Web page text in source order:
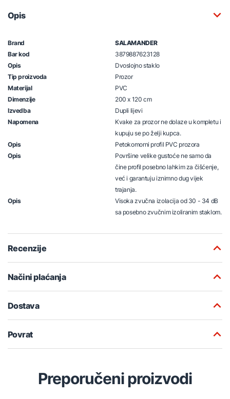
Opis
Brand
SALAMANDER
Bar kod
3879887623128
Opis
Dvoslojno staklo
Tip proizvoda
Prozor
Materijal
PVC
Dimenzije
200 x 120 cm
Izvedba
Dupli lijevi
Napomena
Kvake za prozor ne dolaze u kompletu i
kupuju se po želji kupca.
Opis
Petokomorni profil PVC prozora
Opis
Površine velike gustoće ne samo da
čine profil posebno lahkim za čišćenje,
već i garantuju iznimno dug vijek
trajanja.
Opis
Visoka zvučna izolacija od 30 - 34 dB
sa posebno zvučnim izoliranim staklom.
Recenzije
Načini plaćanja
Dostava
Povrat
Preporučeni proizvodi